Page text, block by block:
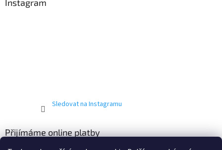
Instagram
Sledovat na Instagramu
Přijímáme online platby